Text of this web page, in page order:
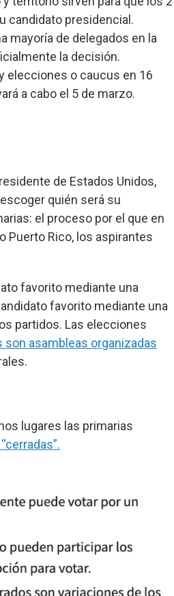
candidato presidencial.
mayoría de delegados en la
la decisión.
elecciones o caucus en 16
a cabo el 5 de marzo.
de Estados Unidos,
quién será su
el proceso por el que en
Puerto Rico, los aspirantes
favorito mediante una
favorito mediante una
partidos. Las elecciones
son asambleas organizadas
lugares las primarias